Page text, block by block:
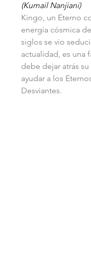
(Kumail Nanjiani)
Kingo, un Eterno
energía cósmica
siglos se vio
actualidad, es una
debe dejar atrás
ayudar a los
Desviantes.